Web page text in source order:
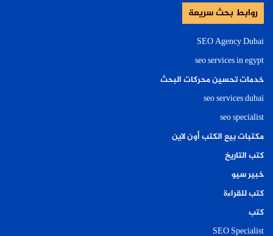
روابط بحث سريعة
SEO Agency Dubai
seo services in egypt
خدمات تحسين محركات البحث
seo services dubai
seo specialist
مكتبات بيع الكتب أون لاين
كتب التاريخ
خبير سيو
كتب للقراءة
كتب
SEO Specialist